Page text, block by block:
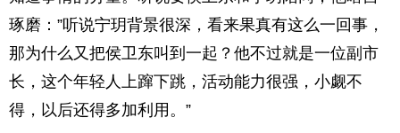
琢磨：”听说宁玥背景很深，看来果真有这么一回事，
那为什么又把侯卫东叫到一起？他不过就是一位副市
长，这个年轻人上蹿下跳，活动能力很强，小觑不
得，以后还得多加利用。”